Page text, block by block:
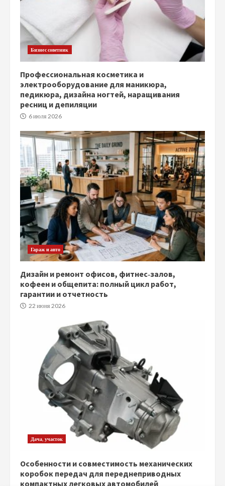
Бизнес советник
Профессиональная косметика и
электрооборудование для маникюра,
педикюра, дизайна ногтей, наращивания
ресниц и депиляции
6 июля 2026
Гараж и авто
Дизайн и ремонт офисов, фитнес‑залов,
кофеен и общепита: полный цикл работ,
гарантии и отчетность
22 июня 2026
Дача, участок
Особенности и совместимость механических
коробок передач для переднеприводных
компактных легковых автомобилей